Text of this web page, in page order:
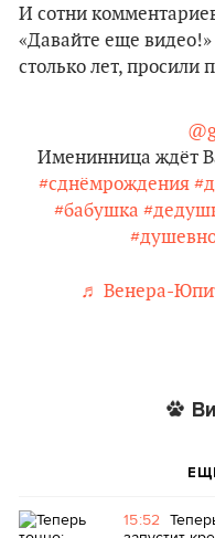
И сотни
«Давайте еще
столько лет, просили
Именинница ждёт
#сднёмрождения
#бабушка
♬ Венера-
15:52